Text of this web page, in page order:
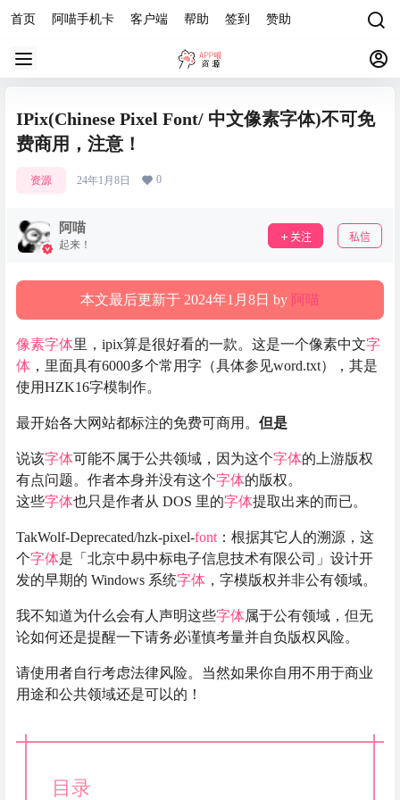
首页 阿喵手机卡 客户端 帮助 签到 赞助
IPix(Chinese Pixel Font/ 中文像素字体)不可免
费商用，注意！
资源 24年1月8日 0
阿喵
起来！
关注 私信
本文最后更新于 2024年1月8日 by 阿喵
像素字体里，ipix算是很好看的一款。这是一个像素中文字
体 ，里面具有6000多个常用字（具体参见word.txt），其是
使用HZK16字模制作。
最开始各大网站都标注的免费可商用。 但是
说该字体可能不属于公共领域，因为这个字体的上游版权
有点问题。作者本身并没有这个字体的版权。
这些字体也只是作者从 DOS 里的字体提取出来的而已。
TakWolf-Deprecated/hzk-pixel-font ：根据其它人的溯源，这
个字体是「北京中易中标电子信息技术有限公司」设计开
发的早期的 Windows 系统字体 ，字模版权并非公有领域。
我不知道为什么会有人声明这些字体属于公有领域，但无
论如何还是提醒一下请务必谨慎考量并自负版权风险。
请使用者自行考虑法律风险。当然如果你自用不用于商业
用途和公共领域还是可以的！
目录